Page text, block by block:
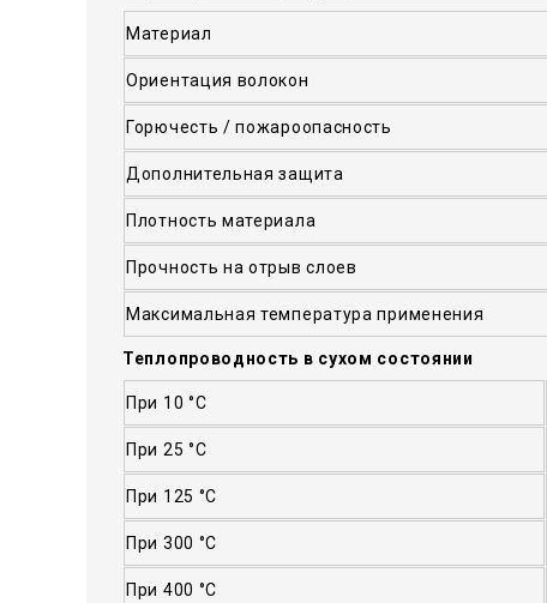
Материал
Ориентация волокон
Горючесть / пожароопасность
Дополнительная защита
Плотность материала
Прочность на отрыв слоев
Максимальная температура применения
Теплопроводность в сухом состоянии
При 10 °С
При 25 °С
При 125 °С
При 300 °С
При 400 °С